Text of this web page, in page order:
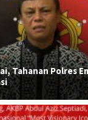
Tahanan Polres